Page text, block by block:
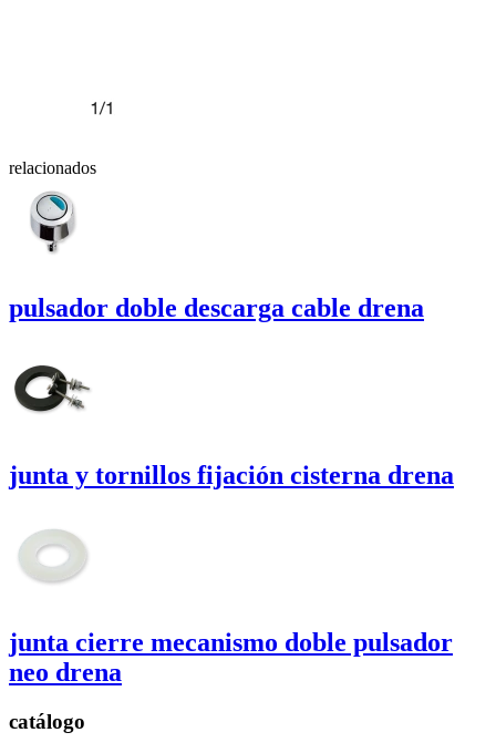
relacionados
pulsador doble descarga cable drena
junta y tornillos fijación cisterna drena
junta cierre mecanismo doble pulsador
neo drena
catálogo